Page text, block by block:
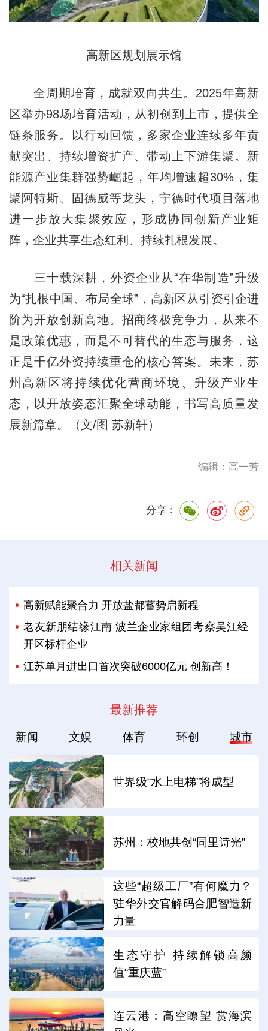
高新区规划展示馆
全周期培育，成就双向共生。2025年高新
区举办98场培育活动，从初创到上市，提供全
链条服务。以行动回馈，多家企业连续多年贡
献突出、持续增资扩产、带动上下游集聚。新
能源产业集群强势崛起，年均增速超30%，集
聚阿特斯、固德威等龙头，宁德时代项目落地
进一步放大集聚效应，形成协同创新产业矩
阵，企业共享生态红利、持续扎根发展。
三十载深耕，外资企业从“在华制造”升级
为“扎根中国、布局全球”，高新区从引资引企进
阶为开放创新高地。招商终极竞争力，从来不
是政策优惠，而是不可替代的生态与服务，这
正是千亿外资持续重仓的核心答案。未来，苏
州高新区将持续优化营商环境、升级产业生
态，以开放姿态汇聚全球动能，书写高质量发
展新篇章。（文/图 苏新轩）
编辑：高一芳
分享：
相关新闻
高新赋能聚合力 开放盐都蓄势启新程
老友新朋结缘江南 波兰企业家组团考察吴江经
开区标杆企业
江苏单月进出口首次突破6000亿元 创新高！
最新推荐
新闻 文娱 体育 环创 城市
世界级“水上电梯”将成型
苏州：校地共创“同里诗光”
这些“超级工厂”有何魔力？
驻华外交官解码合肥智造新
力量
生态守护 持续解锁高颜
值“重庆蓝”
连云港：高空瞭望 赏海滨